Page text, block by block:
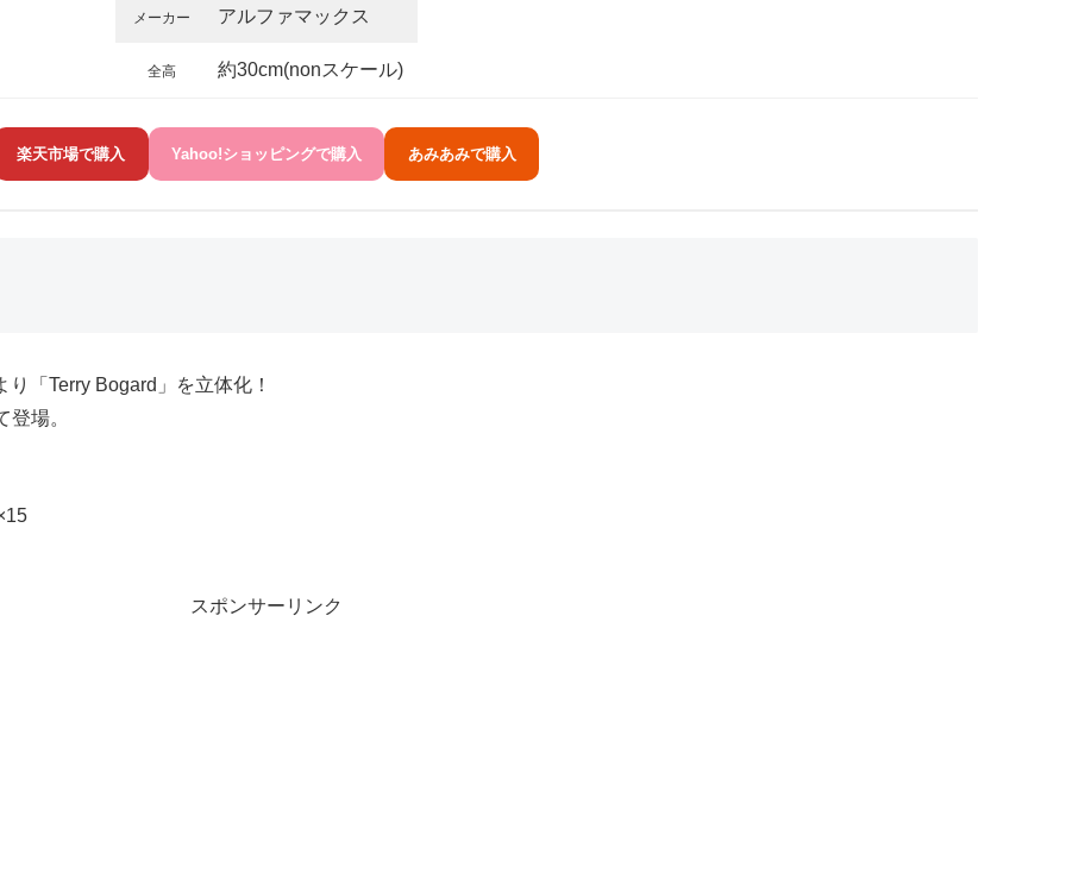
メーカー アルファマックス
全高 約30cm(nonスケール)
楽天市場で購入 Yahoo!ショッピングで購入 あみあみで購入
「Terry Bogard」を立体化！
場。
スポンサーリンク